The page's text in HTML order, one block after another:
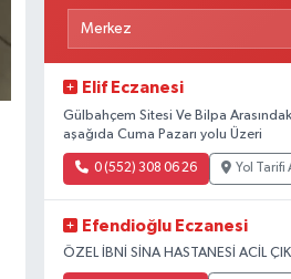
Elif Eczanesi
Gülbahçem Sitesi Ve Bilpa
aşağıda Cuma Pazarı yolu Üzeri
0 (552) 308 06 26 Yol Tarifi
Efendioğlu Eczanesi
ÖZEL İBNİ SİNA HASTANESİ ACİL